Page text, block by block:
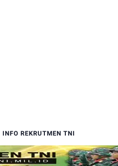
INFO REKRUTMEN TNI